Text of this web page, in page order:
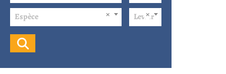
Espèce Levier